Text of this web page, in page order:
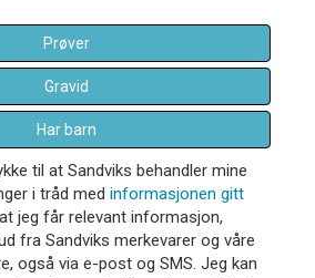
Prøver
Gravid
Har barn
til at Sandviks behandler mine
i tråd med informasjonen gitt
jeg får relevant informasjon,
fra Sandviks merkevarer og våre
også via e-post og SMS. Jeg kan